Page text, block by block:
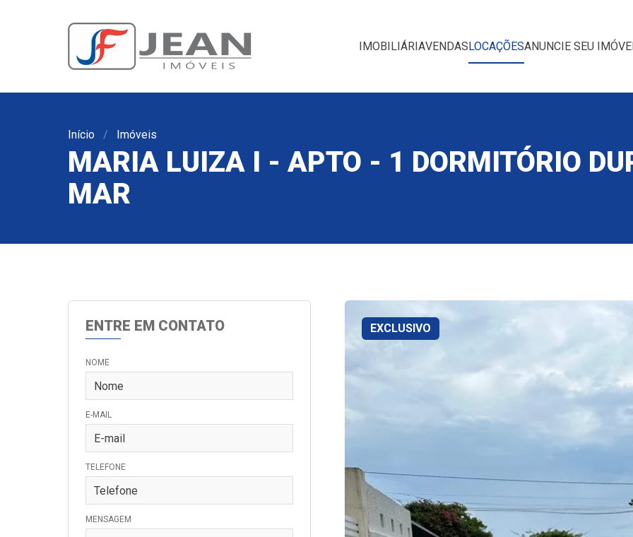
IMOBILIÁRIAVENDASLOCAÇÕESANUNCIE SEU
Início Imóveis
MARIA LUIZA I - APTO - 1 DORMITÓRIO
MAR
ENTRE EM CONTATO
NOME
E-MAIL
TELEFONE
MENSAGEM
EXCLUSIVO